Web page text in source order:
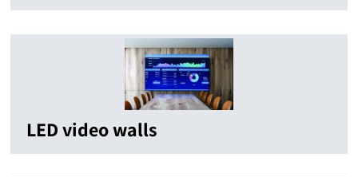
LED video walls